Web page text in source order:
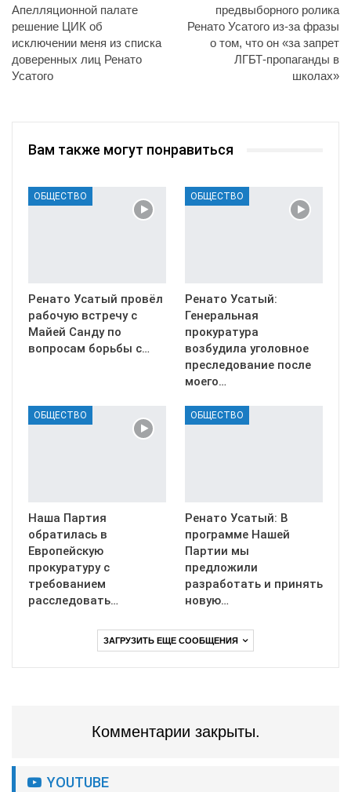
Апелляционной палате
решение ЦИК об
исключении меня из списка
доверенных лиц Ренато
Усатого
предвыборного ролика
Ренато Усатого из-за фразы
о том, что он «за запрет
ЛГБТ-пропаганды в
школах»
Вам также могут понравиться
ОБЩЕСТВО
Ренато Усатый провёл
рабочую встречу с
Майей Санду по
вопросам борьбы с…
ОБЩЕСТВО
Ренато Усатый:
Генеральная
прокуратура
возбудила уголовное
преследование после
моего…
ОБЩЕСТВО
Наша Партия
обратилась в
Европейскую
прокуратуру с
требованием
расследовать…
ОБЩЕСТВО
Ренато Усатый: В
программе Нашей
Партии мы
предложили
разработать и принять
новую…
ЗАГРУЗИТЬ ЕЩЕ СООБЩЕНИЯ
Комментарии закрыты.
YOUTUBE